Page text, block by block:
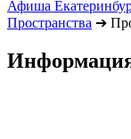
Афиша
Пространства ➔